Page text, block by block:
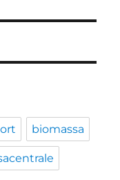
biomassa